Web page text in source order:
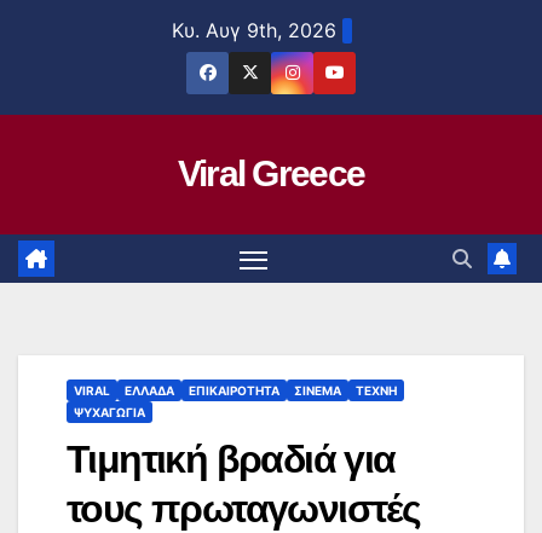
Κυ. Αυγ 9th, 2026
Viral Greece
VIRAL ΕΛΛΑΔΑ ΕΠΙΚΑΙΡΟΤΗΤΑ ΣΙΝΕΜΑ
ΤΕΧΝΗ
ΨΥΧΑΓΩΓΙΑ
Τιμητική βραδιά για
τους πρωταγωνιστές